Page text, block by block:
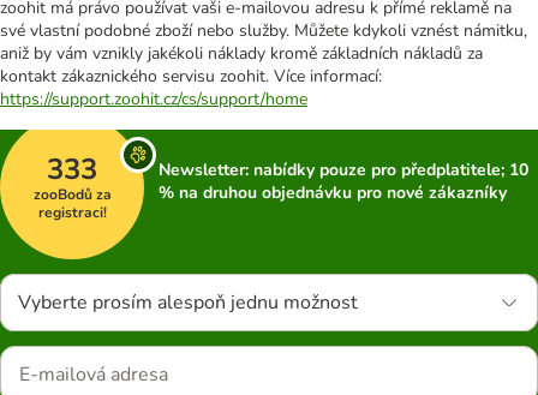
zoohit má právo používat vaši e-mailovou adresu k přímé reklamě na
své vlastní podobné zboží nebo služby. Můžete kdykoli vznést námitku,
aniž by vám vznikly jakékoli náklady kromě základních nákladů za
kontakt zákaznického servisu zoohit. Více informací:
https://support.zoohit.cz/cs/support/home
333
zooBodů za
registraci!
Newsletter: nabídky pouze pro předplatitele; 10
% na druhou objednávku pro nové zákazníky
Vyberte prosím alespoň jednu možnost